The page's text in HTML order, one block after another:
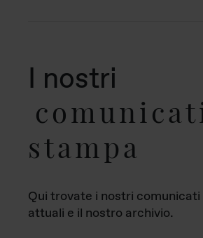
I nostri
stampa
Qui trovate i nostri
attuali e il nostro archivio.